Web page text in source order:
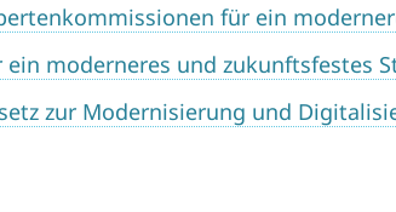
für ein
ein moderneres und zukunftsfestes
zur Modernisierung und